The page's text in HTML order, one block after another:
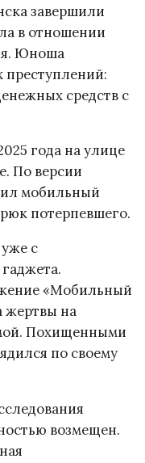
завершили
в отношении
Юноша
преступлений:
средств с
года на улице
По версии
мобильный
потерпевшего.
с
«Мобильный
жертвы на
Похищенными
по своему
возмещен.